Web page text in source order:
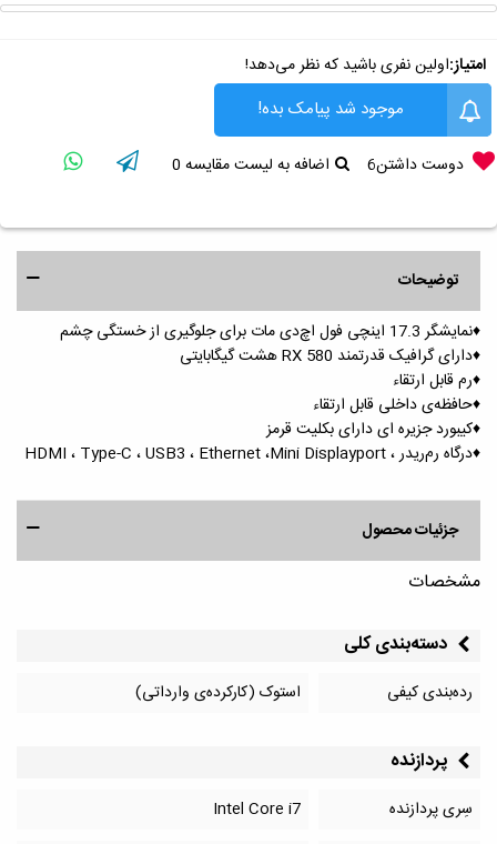
امتیاز:اولین نفری باشید که نظر می‌دهد!
موجود شد پیامک بده!
دوست داشتن6 اضافه به لیست مقایسه 0
توضیحات
♦️نمایشگر 17.3 اینچی فول اچ‌دی مات برای جلوگیری از خستگی چشم
♦️دارای گرافیک قدرتمند RX 580 هشت گیگابایتی
♦️رم قابل ارتقاء
♦️حافظه‌ی داخلی قابل ارتقاء
♦️کیبورد جزیره ای دارای بکلیت قرمز
♦️درگاه رم‌ریدر ، HDMI ، Type-C ، USB3 ، Ethernet ،Mini Displayport
جزئیات محصول
مشخصات
دسته‌بندی کلی
رده‌بندی کیفی استوک (کارکرده‌ی وارداتی)
پردازنده
سِری پردازنده Intel Core i7